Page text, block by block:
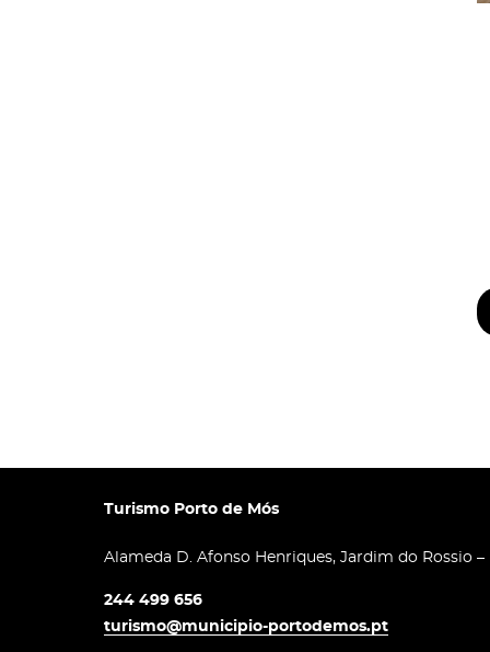
Turismo Porto de Mós
Alameda D. Afonso Henriques, Jardim do Rossio
244 499 656
turismo@municipio-portodemos.pt